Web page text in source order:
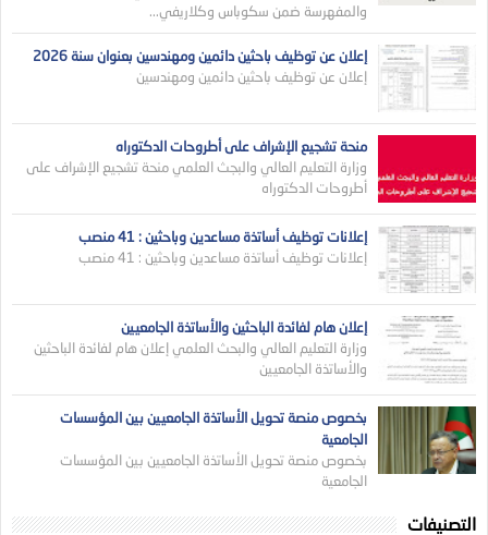
والمفهرسة ضمن سكوباس وكلاريفي...
إعلان عن توظيف باحثين دائمين ومهندسين بعنوان سنة 2026
إعلان عن توظيف باحثين دائمين ومهندسين
منحة تشجيع الإشراف على أطروحات الدكتوراه
وزارة التعليم العالي والبجث العلمي منحة تشجيع الإشراف على
أطروحات الدكتوراه
إعلانات توظيف أساتذة مساعدين وباحثين : 41 منصب
إعلانات توظيف أساتذة مساعدين وباحثين : 41 منصب
إعلان هام لفائدة الباحثين والأساتذة الجامعيين
وزارة التعليم العالي والبحث العلمي إعلان هام لفائدة الباحثين
والأساتذة الجامعيين
بخصوص منصة تحويل الأساتذة الجامعيين بين المؤسسات
الجامعية
بخصوص منصة تحويل الأساتذة الجامعيين بين المؤسسات
الجامعية
التصنيفات